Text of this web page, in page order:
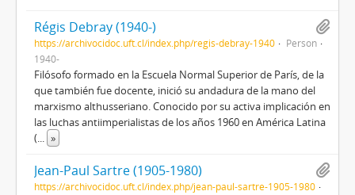
Régis Debray (1940-)
https://archivocidoc.uft.cl/index.php/regis-debray-1940
Person
1940-
Filósofo formado en la Escuela Normal Superior de París, de la
que también fue docente, inició su andadura de la mano del
marxismo althusseriano. Conocido por su activa implicación en
las luchas antiimperialistas de los años 1960 en América Latina
(... »
Jean-Paul Sartre (1905-1980)
https://archivocidoc.uft.cl/index.php/jean-paul-sartre-1905-1980